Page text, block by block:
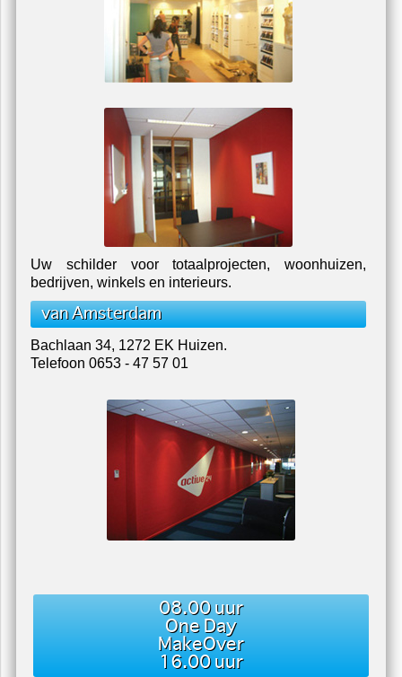
Uw schilder voor totaalprojecten, woonhuizen,
bedrijven, winkels en interieurs.
van Amsterdam
Bachlaan 34, 1272 EK Huizen.
Telefoon 0653 - 47 57 01